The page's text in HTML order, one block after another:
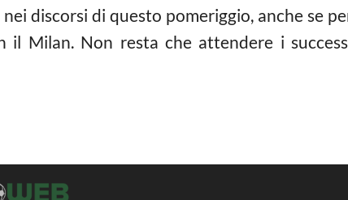
discorsi di questo pomeriggio, anche se
Milan. Non resta che attendere i